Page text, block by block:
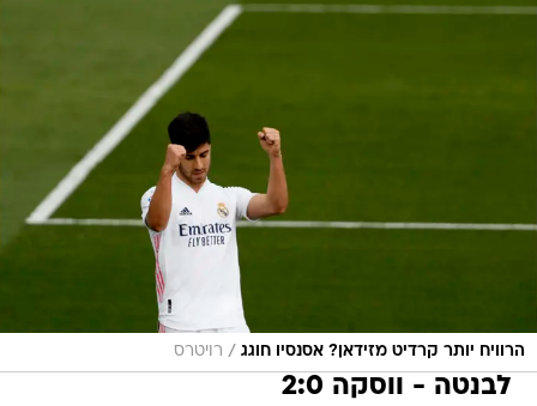
הרוויח יותר קרדיט מזידאן? אסנסיו חוגג / רויטרס
לבנטה - ווסקה 2:0